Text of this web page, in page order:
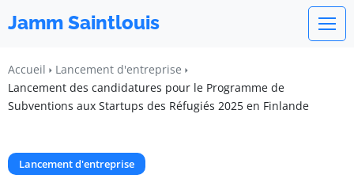
Jamm Saintlouis
Accueil
Lancement d'entreprise
Lancement des candidatures pour le Programme de
Subventions aux Startups des Réfugiés 2025 en Finlande
Lancement d'entreprise